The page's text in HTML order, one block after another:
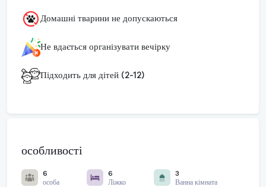
Домашні тварини не допускаються
Не вдається організувати вечірку
Підходить для дітей (2-12)
особливості
6
особа
6
Ліжко
3
Ванна кімната